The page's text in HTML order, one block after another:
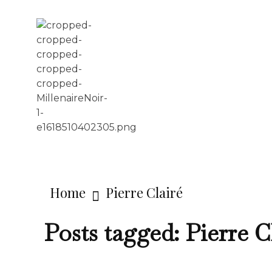
Home Pierre Clairé
Posts tagged: Pierre